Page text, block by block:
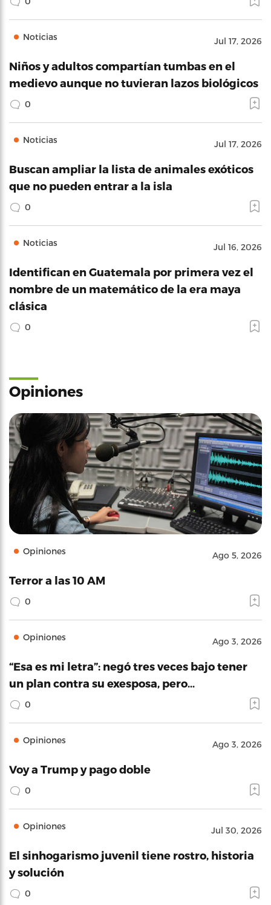
Noticias Jul 17, 2026
Niños y adultos compartían tumbas en el
medievo aunque no tuvieran lazos biológicos
0
Noticias Jul 17, 2026
Buscan ampliar la lista de animales exóticos
que no pueden entrar a la isla
0
Noticias Jul 16, 2026
Identifican en Guatemala por primera vez el
nombre de un matemático de la era maya
clásica
0
Opiniones
Opiniones Ago 5, 2026
Terror a las 10 AM
0
Opiniones Ago 3, 2026
“Esa es mi letra”: negó tres veces bajo tener
un plan contra su exesposa, pero…
0
Opiniones Ago 3, 2026
Voy a Trump y pago doble
0
Opiniones Jul 30, 2026
El sinhogarismo juvenil tiene rostro, historia
y solución
0